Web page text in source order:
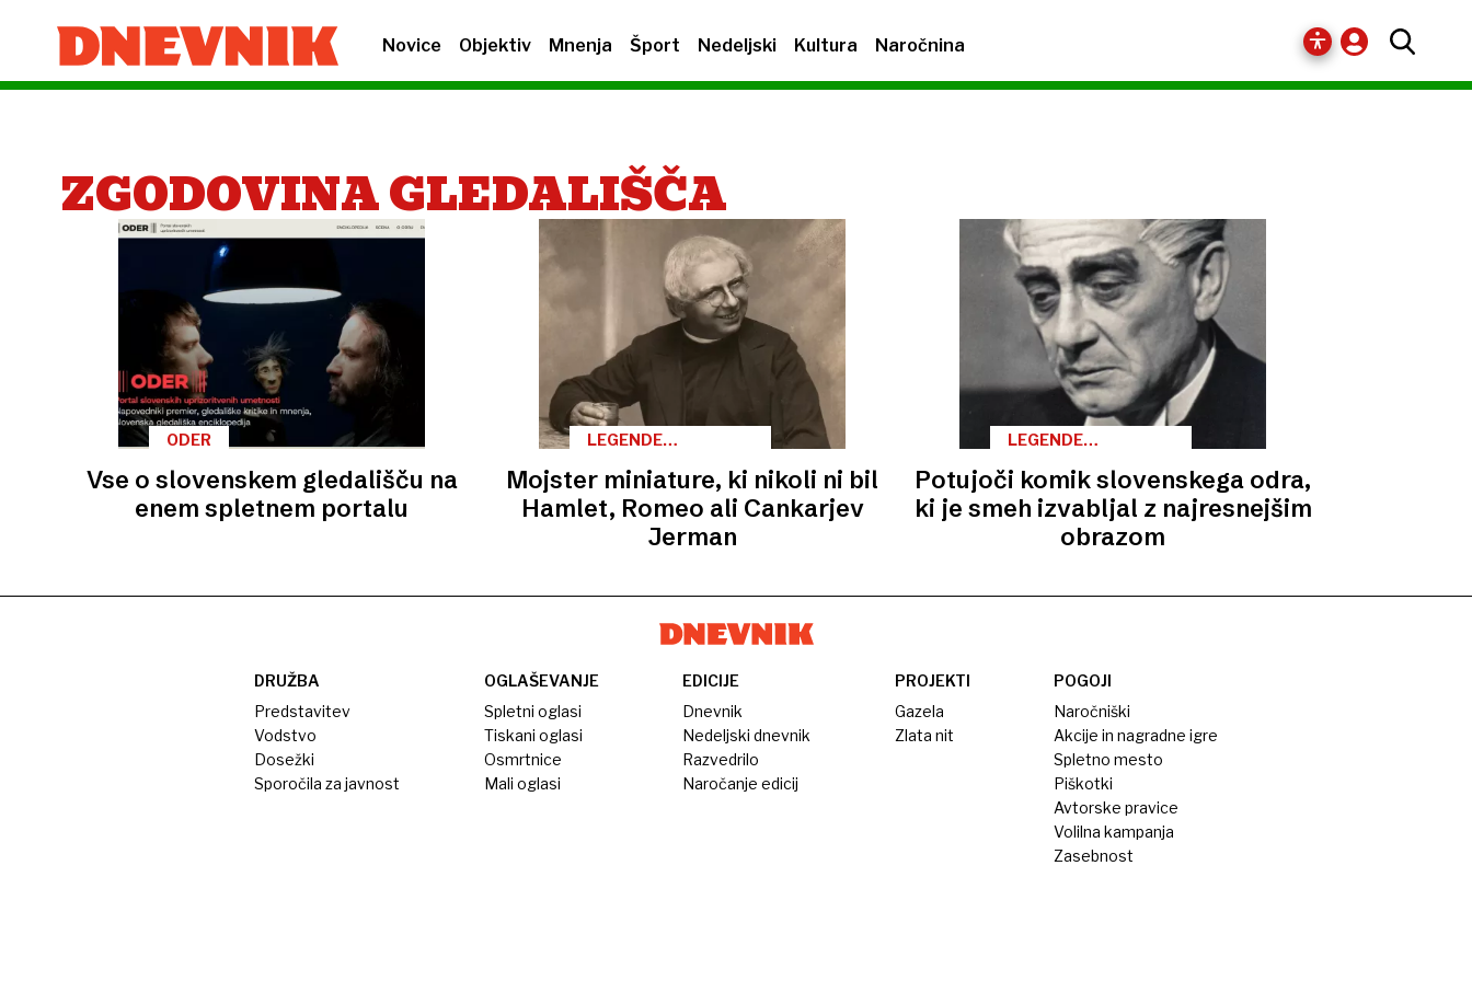
Novice Objektiv Mnenja Šport Nedeljski Kultura Naročnina
ZGODOVINA GLEDALIŠČA
ODER
Vse o slovenskem gledališču na
enem spletnem portalu
LEGENDE
GLEDALIŠČA
Mojster miniature, ki nikoli ni bil
Hamlet, Romeo ali Cankarjev
Jerman
LEGENDE
GLEDALIŠČA
Potujoči komik slovenskega odra,
ki je smeh izvabljal z najresnejšim
obrazom
DRUŽBA
Predstavitev
Vodstvo
Dosežki
Sporočila za javnost
OGLAŠEVANJE
Spletni oglasi
Tiskani oglasi
Osmrtnice
Mali oglasi
EDICIJE
Dnevnik
Nedeljski dnevnik
Razvedrilo
Naročanje edicij
PROJEKTI
Gazela
Zlata nit
POGOJI
Naročniški
Akcije in nagradne igre
Spletno mesto
Piškotki
Avtorske pravice
Volilna kampanja
Zasebnost